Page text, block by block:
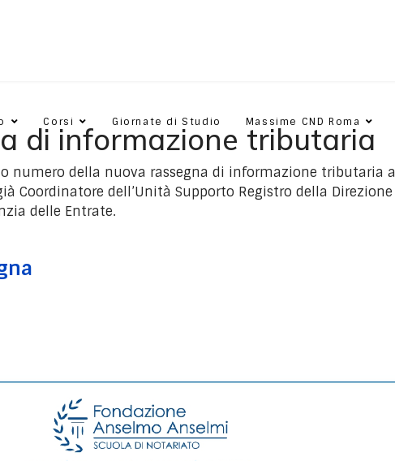
Corsi Giornate di Studio Massime CND Roma
di informazione tributaria
numero della nuova rassegna di informazione tributaria a
Coordinatore dell’Unità Supporto Registro della Direzione
delle Entrate.